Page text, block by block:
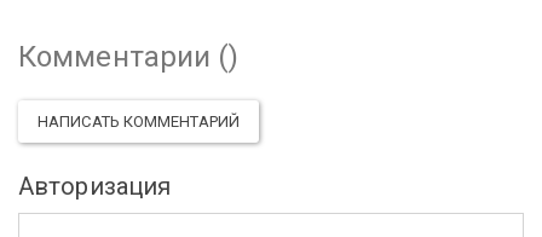
Комментарии ()
НАПИСАТЬ КОММЕНТАРИЙ
Авторизация